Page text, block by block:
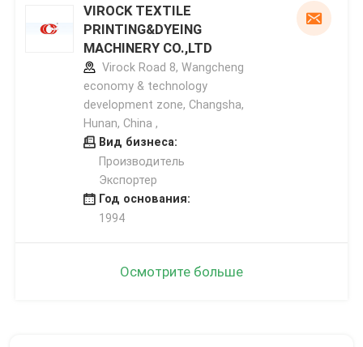
VIROCK TEXTILE
PRINTING&DYEING
MACHINERY CO.,LTD
Virock Road 8, Wangcheng
economy & technology
development zone, Changsha,
Hunan, China ,
Вид бизнеса:
Производитель
Экспортер
Год основания:
1994
Осмотрите больше